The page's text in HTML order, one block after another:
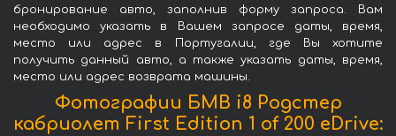
бронирование авто, заполнив форму запроса. Вам
необходимо указать в Вашем запросе даты, время,
место или адрес в Португалии, где Вы хотите
получить данный авто, а также указать даты, время,
место или адрес возврата машины.
Фотографии БМВ i8 Родстер
кабриолет First Edition 1 of 200 eDrive: